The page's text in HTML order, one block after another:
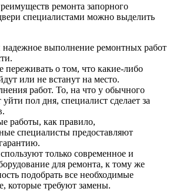
ремонта запорного
специалистами можно выделить
надежное выполнение ремонтных работ
переживать о том, что какие-либо
или не встанут на место.
работ. То, на что у обычного
пол дня, специалист сделает за
работы, как правило,
специалисты предоставляют
только современное и
для ремонта, к тому же
подобрать все необходимые
которые требуют замены.